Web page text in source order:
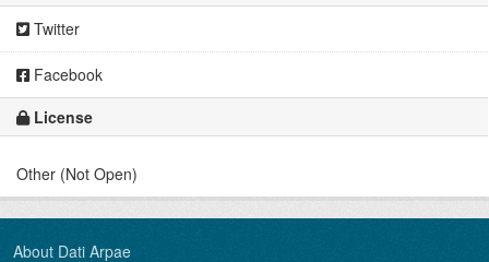
Twitter
Facebook
License
Other (Not Open)
About Dati Arpae